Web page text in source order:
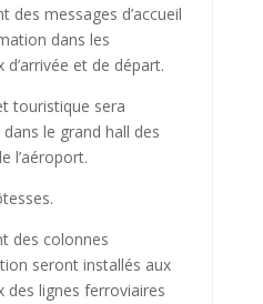
des messages d’accueil
dans les
d’arrivée et de départ.
touristique sera
le grand hall des
l’aéroport.
des colonnes
seront installés aux
des lignes ferroviaires